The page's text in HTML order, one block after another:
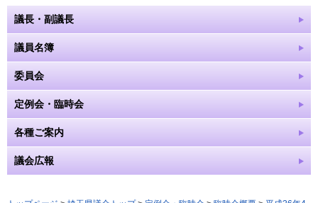
議長・副議長
議員名簿
委員会
定例会・臨時会
各種ご案内
議会広報